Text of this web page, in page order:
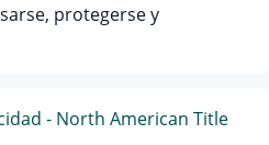
protegerse y
- North American Title